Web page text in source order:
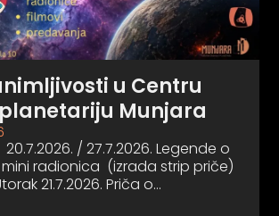
u Centru
Munjara
/ 27.7.2026. Legende o
mini radionica (izrada strip priče)
21.7.2026. Priča o…